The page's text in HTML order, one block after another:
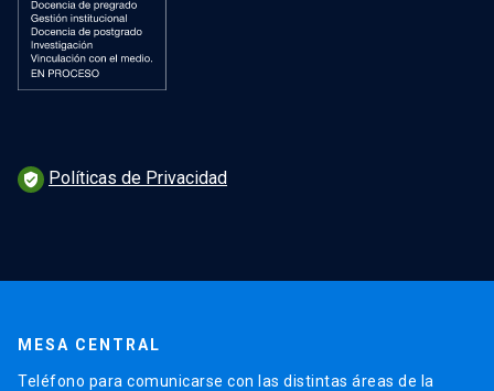
verified_user Políticas de Privacidad
MESA CENTRAL
Teléfono para comunicarse con las distintas áreas de la